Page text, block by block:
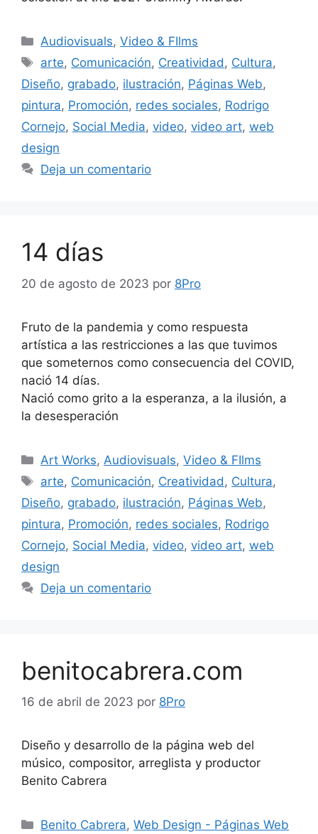
Audiovisuals,Video & FIlms
arte, Comunicación, Creatividad, Cultura,
Diseño, grabado, ilustración, Páginas Web,
pintura, Promoción, redes sociales, Rodrigo
Cornejo, Social Media, video, video art, web
design
Deja un comentario
14 días
20 de agosto de 2023 por 8Pro
Fruto de la pandemia y como respuesta
artística a las restricciones a las que tuvimos
que someternos como consecuencia del COVID,
nació 14 días.
Nació como grito a la esperanza, a la ilusión, a
la desesperación
Art Works, Audiovisuals,Video & FIlms
arte, Comunicación, Creatividad , Cultura,
Diseño, grabado, ilustración, Páginas Web,
pintura, Promoción, redes sociales, Rodrigo
Cornejo, Social Media, video, video art, web
design
Deja un comentario
benitocabrera.com
16 de abril de 2023 por 8Pro
Diseño y desarrollo de la página web del
músico, compositor, arreglista y productor
Benito Cabrera
Benito Cabrera,Web Design - Páginas Web